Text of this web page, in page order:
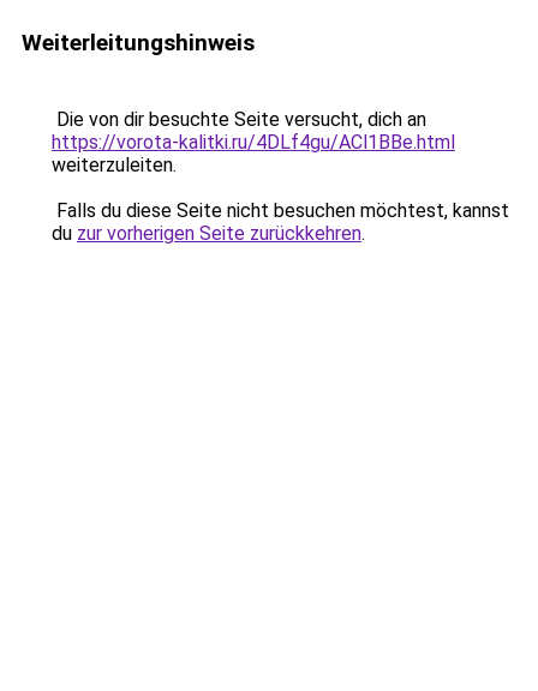
Weiterleitungshinweis
Die von dir besuchte Seite versucht, dich an
https://vorota-kalitki.ru/4DLf4gu/ACl1BBe.html
weiterzuleiten.
Falls du diese Seite nicht besuchen möchtest, kannst
du zur vorherigen Seite zurückkehren.